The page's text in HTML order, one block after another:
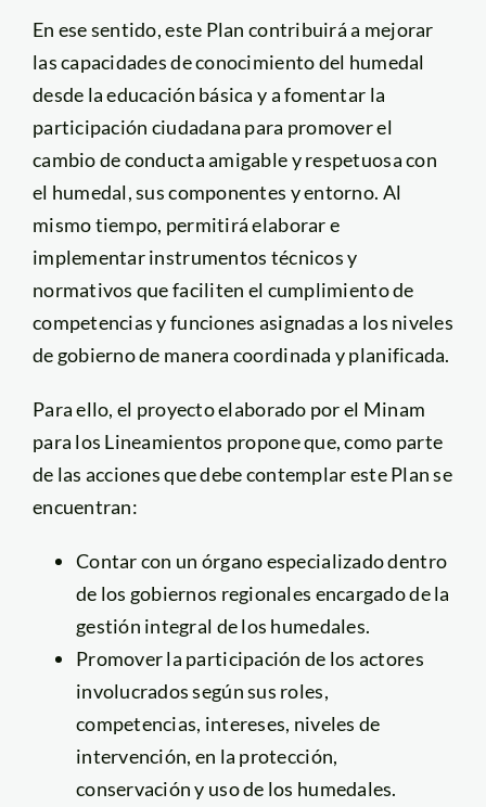
En ese sentido, este Plan contribuirá a mejorar
las capacidades de conocimiento del humedal
desde la educación básica y a fomentar la
participación ciudadana para promover el
cambio de conducta amigable y respetuosa con
el humedal, sus componentes y entorno. Al
mismo tiempo, permitirá elaborar e
implementar instrumentos técnicos y
normativos que faciliten el cumplimiento de
competencias y funciones asignadas a los niveles
de gobierno de manera coordinada y planificada.
Para ello, el proyecto elaborado por el Minam
para los Lineamientos propone que, como parte
de las acciones que debe contemplar este Plan se
encuentran:
Contar con un órgano especializado dentro
de los gobiernos regionales encargado de la
gestión integral de los humedales.
Promover la participación de los actores
involucrados según sus roles,
competencias, intereses, niveles de
intervención, en la protección,
conservación y uso de los humedales.